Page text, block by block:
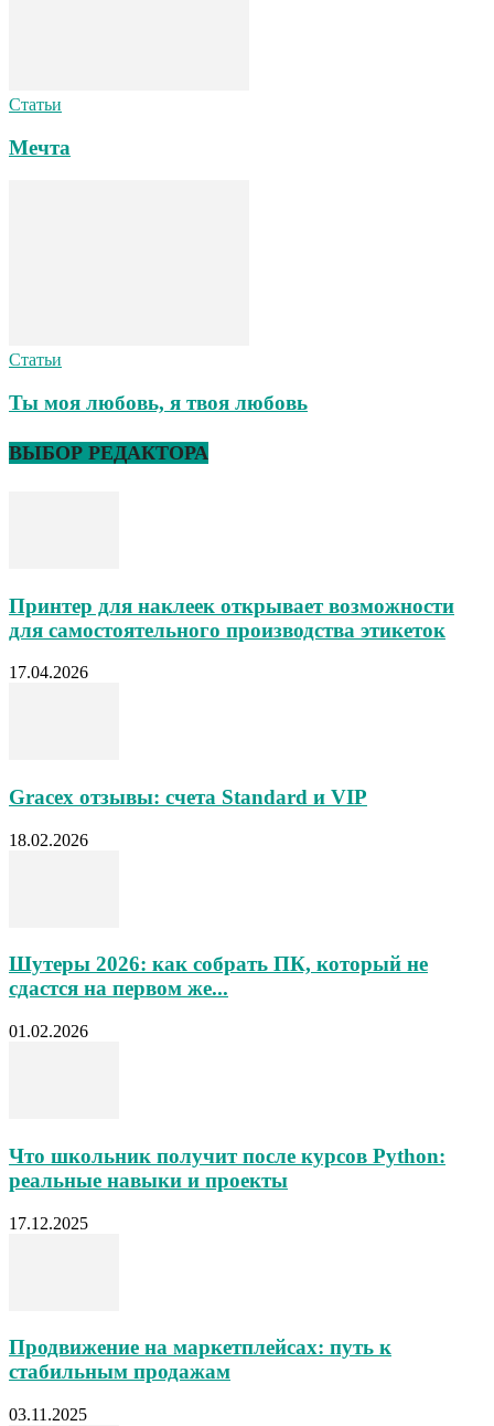
Статьи
Мечта
Статьи
Ты моя любовь, я твоя любовь
ВЫБОР РЕДАКТОРА
Принтер для наклеек открывает возможности
для самостоятельного производства этикеток
17.04.2026
Gracex отзывы: счета Standard и VIP
18.02.2026
Шутеры 2026: как собрать ПК, который не
сдастся на первом же...
01.02.2026
Что школьник получит после курсов Python:
реальные навыки и проекты
17.12.2025
Продвижение на маркетплейсах: путь к
стабильным продажам
03.11.2025